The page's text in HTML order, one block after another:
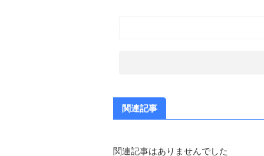
関連記事
関連記事はありませんでした